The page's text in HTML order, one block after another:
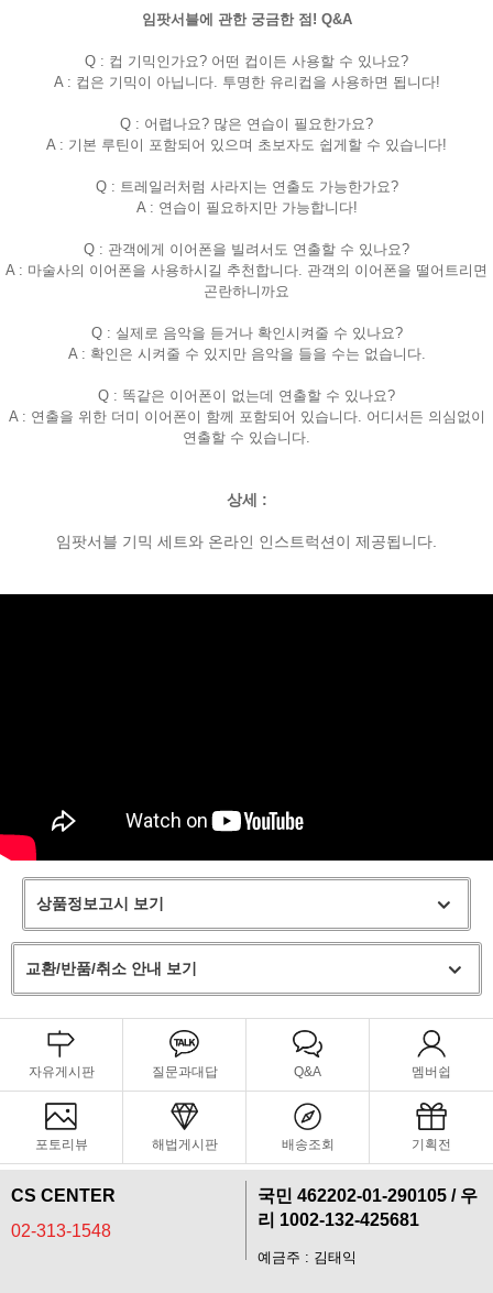
임팟서블에 관한 궁금한 점! Q&A
Q : 컵 기믹인가요? 어떤 컵이든 사용할 수 있나요?
A : 컵은 기믹이 아닙니다. 투명한 유리컵을 사용하면 됩니다!
Q : 어렵나요? 많은 연습이 필요한가요?
A : 기본 루틴이 포함되어 있으며 초보자도 쉽게할 수 있습니다!
Q : 트레일러처럼 사라지는 연출도 가능한가요?
A : 연습이 필요하지만 가능합니다!
Q : 관객에게 이어폰을 빌려서도 연출할 수 있나요?
A : 마술사의 이어폰을 사용하시길 추천합니다. 관객의 이어폰을 떨어트리면
곤란하니까요
Q : 실제로 음악을 듣거나 확인시켜줄 수 있나요?
A : 확인은 시켜줄 수 있지만 음악을 들을 수는 없습니다.
Q : 똑같은 이어폰이 없는데 연출할 수 있나요?
A : 연출을 위한 더미 이어폰이 함께 포함되어 있습니다. 어디서든 의심없이
연출할 수 있습니다.
상세 :
임팟서블 기믹 세트와 온라인 인스트럭션이 제공됩니다.
상품정보고시 보기
교환/반품/취소 안내 보기
자유게시판 질문과대답 Q&A 멤버쉽
포토리뷰 해법게시판 배송조회 기획전
CS CENTER
02-313-1548
국민 462202-01-290105 / 우
리 1002-132-425681
예금주 : 김태익